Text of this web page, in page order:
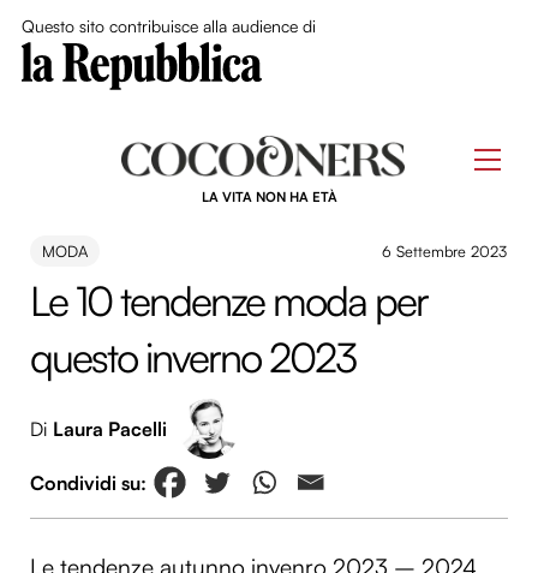
Questo sito contribuisce alla audience di
LA VITA NON HA ETÀ
MODA 6 Settembre 2023
Le 10 tendenze moda per
questo inverno 2023
Di Laura Pacelli
Le tendenze autunno invenro 2023 – 2024